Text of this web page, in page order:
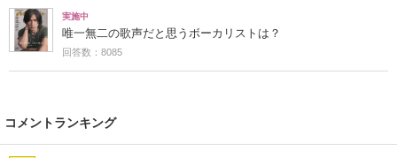
実施中
唯一無二の歌声だと思うボーカリストは？
回答数：8085
コメントランキング